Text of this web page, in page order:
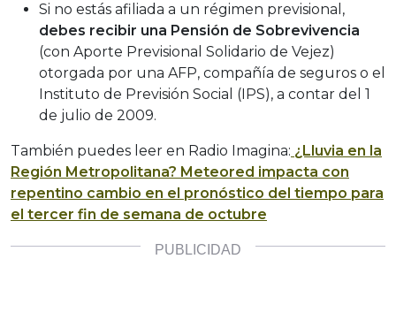
Si no estás afiliada a un régimen previsional,
debes recibir una Pensión de Sobrevivencia
(con Aporte Previsional Solidario de Vejez)
otorgada por una AFP, compañía de seguros o el
Instituto de Previsión Social (IPS), a contar del 1
de julio de 2009.
También puedes leer en Radio Imagina: ¿Lluvia en la
Región Metropolitana? Meteored impacta con
repentino cambio en el pronóstico del tiempo para
el tercer fin de semana de octubre